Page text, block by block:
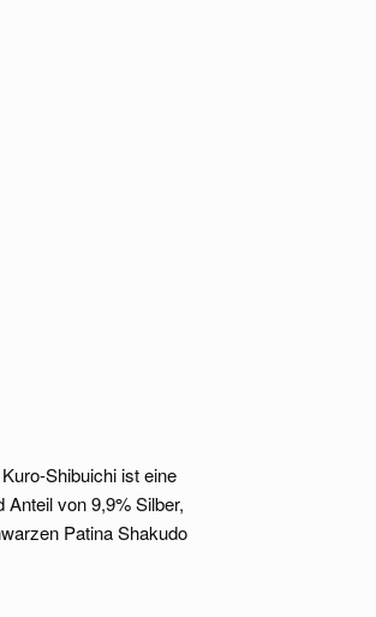
Shibuichi ist eine
von 9,9% Silber,
Patina Shakudo